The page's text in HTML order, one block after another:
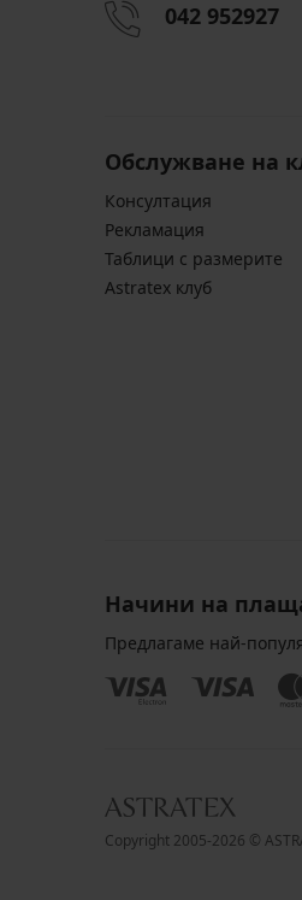
042 952927
Обслужване на
Консултация
Pекламация
Таблици с размерите
Astratex клуб
Начини на
Предлагаме най-
Copyright 2005-2026 ©